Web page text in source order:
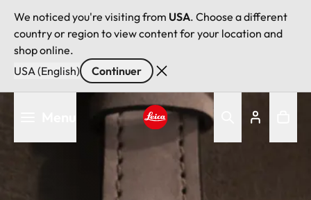
We noticed you're visiting from USA. Choose a different
country or region to view content for your location and
shop online.
USA (English)
Continuer
Leica logo - Home